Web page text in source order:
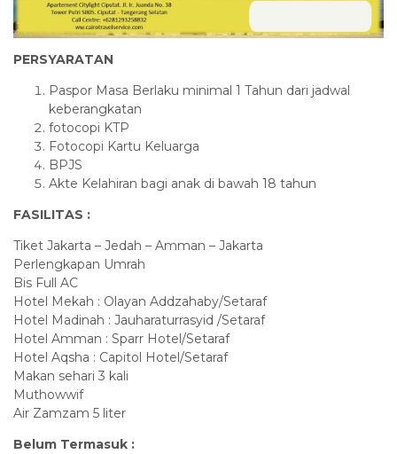
PERSYARATAN
Paspor Masa Berlaku minimal 1 Tahun dari jadwal
keberangkatan
fotocopi KTP
Fotocopi Kartu Keluarga
BPJS
Akte Kelahiran bagi anak di bawah 18 tahun
FASILITAS :
Tiket Jakarta – Jedah – Amman – Jakarta
Perlengkapan Umrah
Bis Full AC
Hotel Mekah : Olayan Addzahaby/Setaraf
Hotel Madinah : Jauharaturrasyid /Setaraf
Hotel Amman : Sparr Hotel/Setaraf
Hotel Aqsha : Capitol Hotel/Setaraf
Makan sehari 3 kali
Muthowwif
Air Zamzam 5 liter
Belum Termasuk :